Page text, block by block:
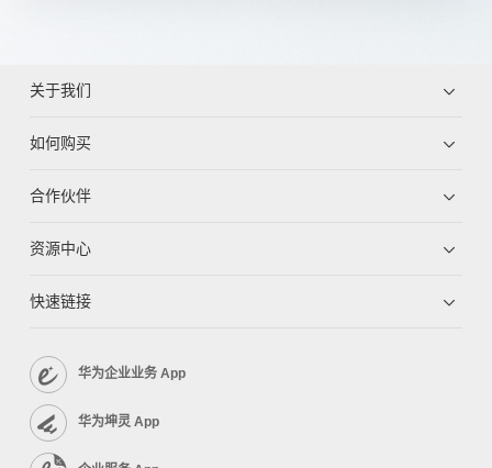
关于我们
如何购买
合作伙伴
资源中心
快速链接
华为企业业务 App
华为坤灵 App